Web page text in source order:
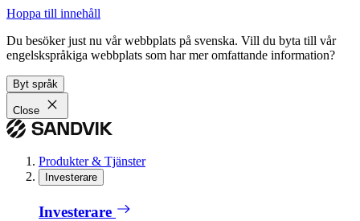
Hoppa till innehåll
Du besöker just nu vår webbplats på svenska. Vill du byta till vår
engelskspråkiga webbplats som har mer omfattande information?
Byt språk
Close
Produkter & Tjänster
Investerare
Investerare